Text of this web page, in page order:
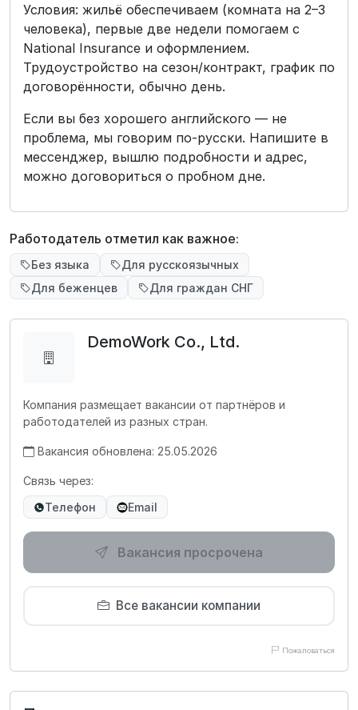
Условия: жильё обеспечиваем (комната на 2–3
человека), первые две недели помогаем с
National Insurance и оформлением.
Трудоустройство на сезон/контракт, график по
договорённости, обычно день.
Если вы без хорошего английского — не
проблема, мы говорим по-русски. Напишите в
мессенджер, вышлю подробности и адрес,
можно договориться о пробном дне.
Работодатель отметил как важное:
Без языка
Для русскоязычных
Для беженцев
Для граждан СНГ
DemoWork Co., Ltd.
Компания размещает вакансии от партнёров и
работодателей из разных стран.
Вакансия обновлена: 25.05.2026
Связь через:
Телефон
Email
Вакансия просрочена
Все вакансии компании
Пожаловаться